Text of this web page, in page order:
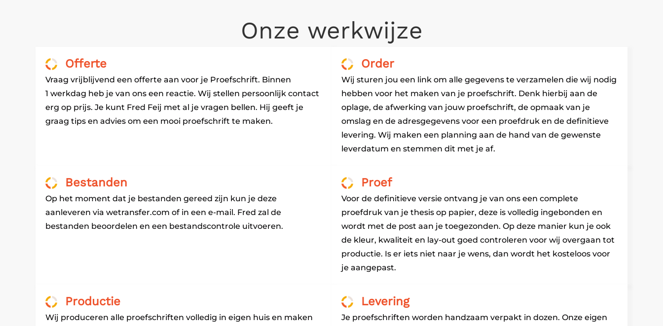
Onze werkwijze
Offerte
Vraag vrijblijvend een offerte aan voor je Proefschrift. Binnen
1 werkdag heb je van ons een reactie. Wij stellen persoonlijk contact
erg op prijs. Je kunt Fred Feij met al je vragen bellen. Hij geeft je
graag tips en advies om een mooi proefschrift te maken.
Order
Wij sturen jou een link om alle gegevens te verzamelen die wij nodig
hebben voor het maken van je proefschrift. Denk hierbij aan de
oplage, de afwerking van jouw proefschrift, de opmaak van je
omslag en de adresgegevens voor een proefdruk en de definitieve
levering. Wij maken een planning aan de hand van de gewenste
leverdatum en stemmen dit met je af.
Bestanden
Op het moment dat je bestanden gereed zijn kun je deze
aanleveren via wetransfer.com of in een e-mail. Fred zal de
bestanden beoordelen en een bestandscontrole uitvoeren.
Proef
Voor de definitieve versie ontvang je van ons een complete
proefdruk van je thesis op papier, deze is volledig ingebonden en
wordt met de post aan je toegezonden. Op deze manier kun je ook
de kleur, kwaliteit en lay-out goed controleren voor wij overgaan tot
productie. Is er iets niet naar je wens, dan wordt het kosteloos voor
je aangepast.
Productie
Wij produceren alle proefschriften volledig in eigen huis en maken
Levering
Je proefschriften worden handzaam verpakt in dozen. Onze eigen